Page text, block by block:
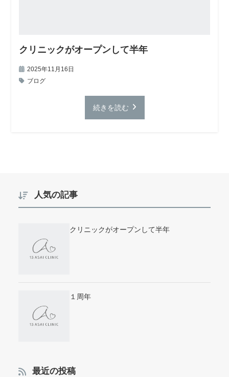
クリニックがオープンして半年
2025年11月16日
ブログ
続きを読む
人気の記事
クリニックがオープンして半年
１周年
最近の投稿